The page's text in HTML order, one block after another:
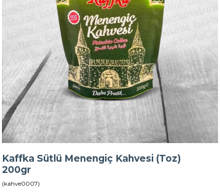
Kaffka Sütlü Menengiç Kahvesi (Toz)
200gr
(kahve0007)